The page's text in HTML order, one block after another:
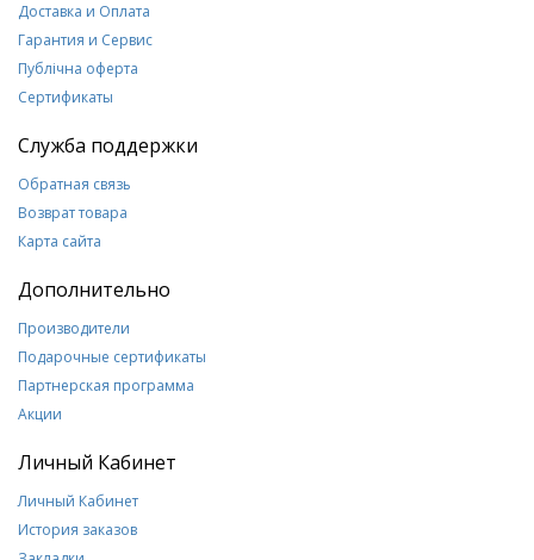
Доставка и Оплата
Гарантия и Сервис
Публічна оферта
Сертификаты
Служба поддержки
Обратная связь
Возврат товара
Карта сайта
Дополнительно
Производители
Подарочные сертификаты
Партнерская программа
Акции
Личный Кабинет
Личный Кабинет
История заказов